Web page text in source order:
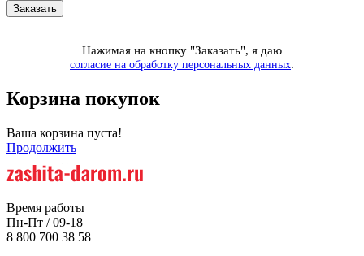
Нажимая на кнопку "Заказать", я даю
согласие на обработку персональных данных.
Корзина покупок
Ваша корзина пуста!
Продолжить
Время работы
Пн-Пт / 09-18
8 800 700 38 58